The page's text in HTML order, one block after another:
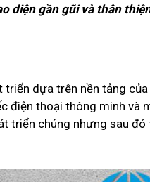
diện gần gũi và thân
triển dựa trên nền tảng
điện thoại thông minh và
triển chúng nhưng sau